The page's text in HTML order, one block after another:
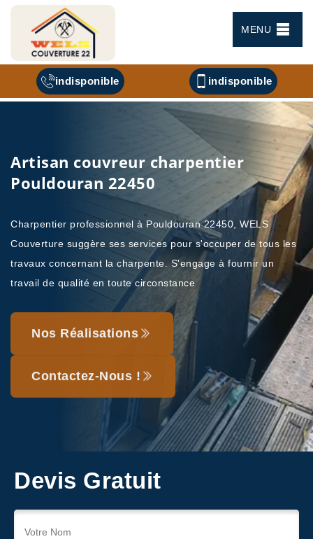
MENU
indisponible indisponible
Artisan couvreur charpentier
Pouldouran 22450
Charpentier professionnel à Pouldouran 22450, WELS
Couverture suggère ses services pour s'occuper de tous les
travaux concernant la charpente. S'engage à fournir un
travail de qualité en toute circonstance
Nos Réalisations
Contactez-Nous !
Devis Gratuit